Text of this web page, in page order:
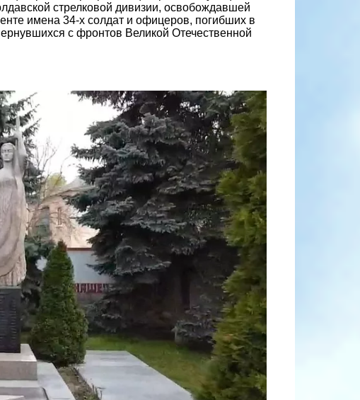
стрелковой дивизии, освобождавшей
имена 34-х солдат и офицеров, погибших в
с фронтов Великой Отечественной